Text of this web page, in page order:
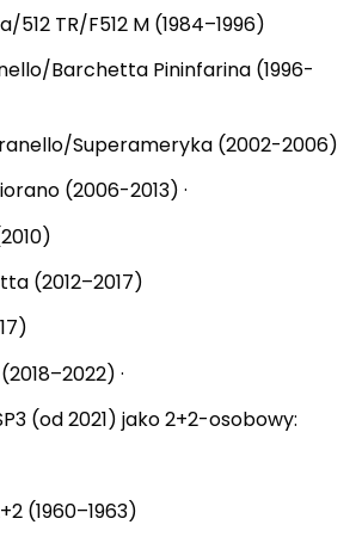
TR/F512 M (1984–1996)
Barchetta Pininfarina (1996-
Superameryka (2002-2006)
(2006-2013) ·
(2012–2017)
·
(od 2021) jako 2+2-osobowy:
(1960–1963)